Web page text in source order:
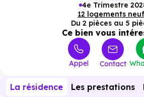
4e Trimestre
12 logements
Du 2 pièces au 5
Ce bien vous
Appel Contact
La résidence Les prestations